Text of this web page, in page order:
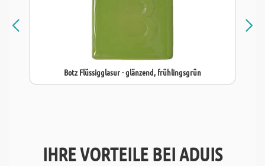
Botz Flüssigglasur - glänzend, frühlingsgrün
IHRE VORTEILE BEI ADUIS